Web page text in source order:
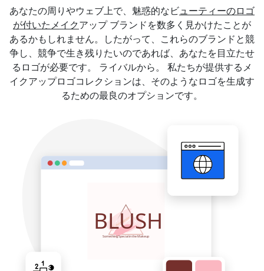
あなたの周りやウェブ上で、魅惑的なビ ューティーのロゴ
が付いたメイク アップ ブランドを数多く見かけたことが
あるかもしれません。したがって、これらのブランドと競
争し、競争で生き残りたいのであれば、あなたを目立たせ
るロゴが必要です。 ライバルから。 私たちが提供するメ
イクアップロゴコレクションは、そのようなロゴを生成す
るための最良のオプションです。